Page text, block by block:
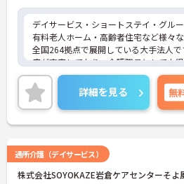
デイサービス・ショートステイ・グル
有料老人ホーム・高齢者住宅など様々
全国264拠点で展開している大手法人で
度が充実しており、介護職員として未
応募可能です。ご興味のある方は面接
などお話致しますのでお気軽にお問い合
い。
詳細を見る 無
通所介護（デイサービス）
株式会社SOYOKAZE岩倉ケアセンターそよ